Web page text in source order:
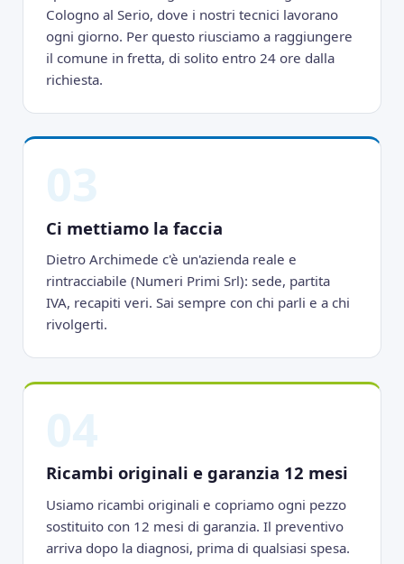
Cologno al Serio, dove i nostri tecnici lavorano
ogni giorno. Per questo riusciamo a raggiungere
il comune in fretta, di solito entro 24 ore dalla
richiesta.
Ci mettiamo la faccia
Dietro Archimede c'è un'azienda reale e
rintracciabile (Numeri Primi Srl): sede, partita
IVA, recapiti veri. Sai sempre con chi parli e a chi
rivolgerti.
Ricambi originali e garanzia 12 mesi
Usiamo ricambi originali e copriamo ogni pezzo
sostituito con 12 mesi di garanzia. Il preventivo
arriva dopo la diagnosi, prima di qualsiasi spesa.